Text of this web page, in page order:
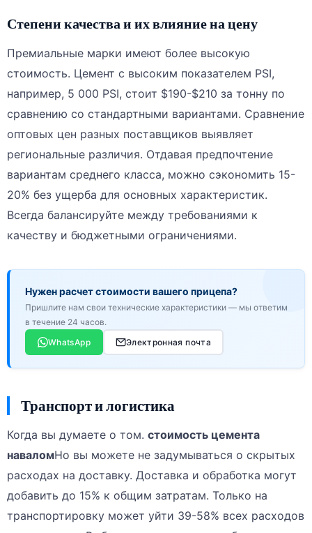
Степени качества и их влияние на цену
Премиальные марки имеют более высокую
стоимость. Цемент с высоким показателем PSI,
например, 5 000 PSI, стоит $190-$210 за тонну по
сравнению со стандартными вариантами. Сравнение
оптовых цен разных поставщиков выявляет
региональные различия. Отдавая предпочтение
вариантам среднего класса, можно сэкономить 15-
20% без ущерба для основных характеристик.
Всегда балансируйте между требованиями к
качеству и бюджетными ограничениями.
Нужен расчет стоимости вашего прицепа?
Пришлите нам свои технические характеристики — мы ответим
в течение 24 часов.
WhatsApp
Электронная почта
Транспорт и логистика
Когда вы думаете о том. стоимость цемента
наваломНо вы можете не задумываться о скрытых
расходах на доставку. Доставка и обработка могут
добавить до 15% к общим затратам. Только на
транспортировку может уйти 39-58% всех расходов